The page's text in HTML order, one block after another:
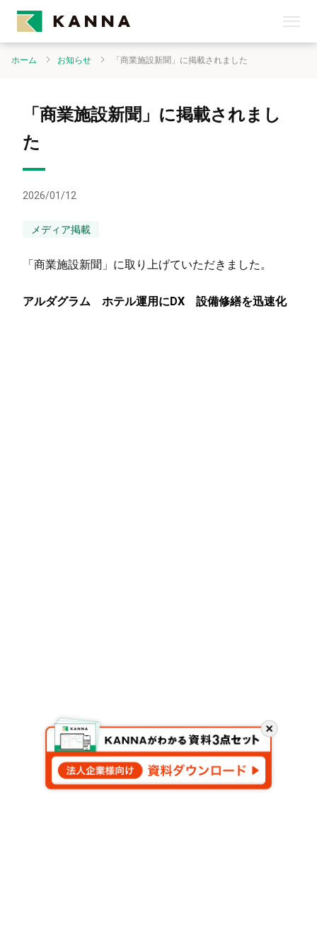
ホーム お知らせ 「商業施設新聞」に掲載されました
「商業施設新聞」に掲載されまし
た
2026/01/12
メディア掲載
「商業施設新聞」に取り上げていただきました。
アルダグラム ホテル運用にDX 設備修繕を迅速化
閉